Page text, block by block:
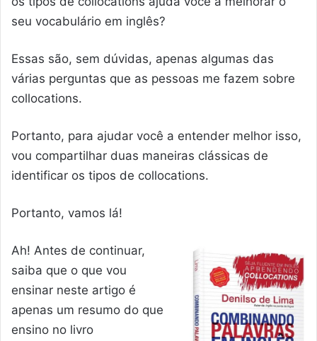
seu vocabulário em inglês?
Essas são, sem dúvidas, apenas algumas das
várias perguntas que as pessoas me fazem sobre
collocations.
Portanto, para ajudar você a entender melhor isso,
vou compartilhar duas maneiras clássicas de
identificar os tipos de collocations.
Portanto, vamos lá!
Ah! Antes de continuar,
saiba que o que vou
ensinar neste artigo é
apenas um resumo do que
ensino no livro